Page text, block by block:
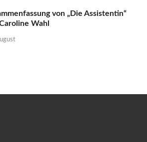
von „Die Assistentin“
Wahl